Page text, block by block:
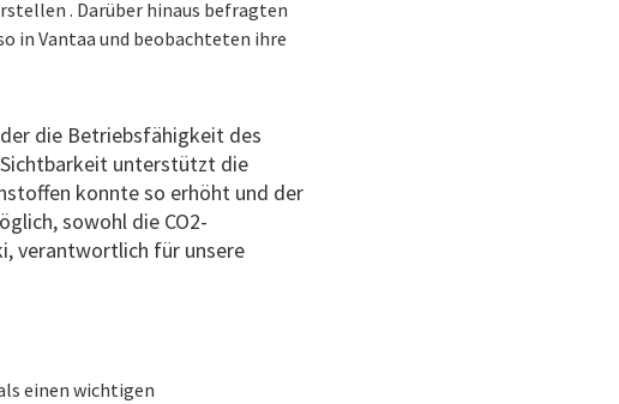
. Darüber hinaus befragten
in Vantaa und beobachteten ihre
die Betriebsfähigkeit des
unterstützt die
konnte so erhöht und der
sowohl die CO2-
verantwortlich für unsere
einen wichtigen